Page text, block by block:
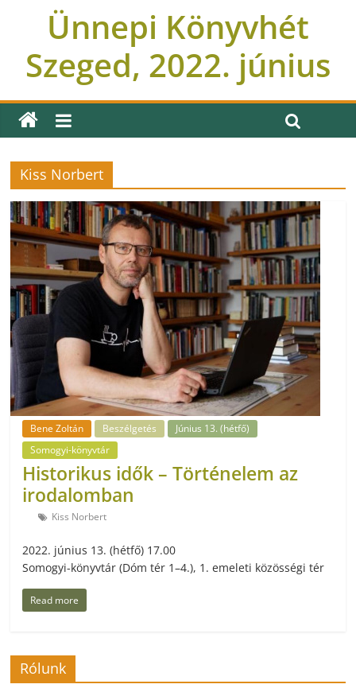
Ünnepi Könyvhét
Szeged, 2022. június
Kiss Norbert
Bene Zoltán Beszélgetés
Június 13. (hétfő)
Somogyi-könyvtár
Historikus idők – Történelem az
irodalomban
Kiss Norbert
2022. június 13. (hétfő) 17.00
Somogyi-könyvtár (Dóm tér 1–4.), 1. emeleti közösségi tér
Read more
Rólunk